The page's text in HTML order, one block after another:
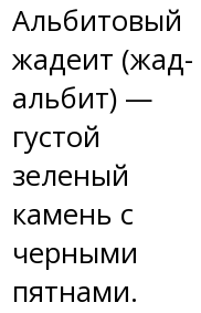
Альбитовый
жадеит (жад-
альбит) —
густой
зеленый
камень с
черными
пятнами.